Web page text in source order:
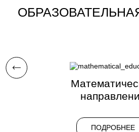
ПОДРОБНЕЕ